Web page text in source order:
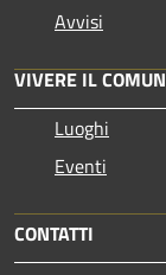
Avvisi
VIVERE IL
Luoghi
Eventi
CONTATTI